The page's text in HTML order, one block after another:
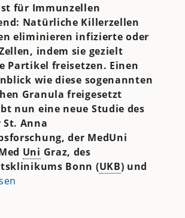
für Immunzellen
Natürliche Killerzellen
eliminieren infizierte oder
indem sie gezielt
Partikel freisetzen. Einen
wie diese sogenannten
Granula freigesetzt
nun eine neue Studie des
St. Anna
der MedUni
Uni Graz, des
Bonn (UKB) und